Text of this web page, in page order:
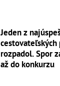
Jeden z
rozpadol. Spor
až do konkurzu